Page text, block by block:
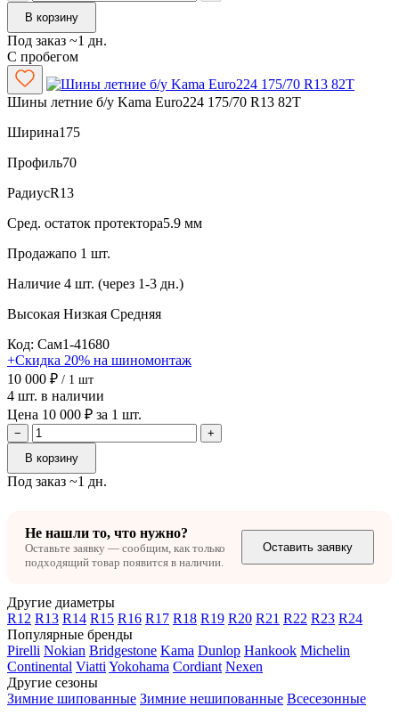
В корзину
Под заказ ~1 дн.
С пробегом
Шины летние б/у Kama Euro224 175/70 R13 82T
Ширина175
Профиль70
РадиусR13
Сред. остаток протектора5.9 мм
Продажапо 1 шт.
Наличие 4 шт. (через 1-3 дн.)
Высокая Низкая Средняя
Код: Сам1-41680
+Скидка 20% на шиномонтаж
10 000 ₽ / 1 шт
4 шт. в наличии
Цена 10 000 ₽ за 1 шт.
−
+
В корзину
Под заказ ~1 дн.
Не нашли то, что нужно?
Оставьте заявку — сообщим, как только
подходящий товар появится в наличии.
Оставить заявку
Другие диаметры
R12 R13 R14 R15 R16 R17 R18 R19 R20 R21 R22 R23 R24
Популярные бренды
Pirelli Nokian Bridgestone Kama Dunlop Hankook Michelin
Continental Viatti Yokohama Cordiant Nexen
Другие сезоны
Зимние шипованные Зимние нешипованные Всесезонные